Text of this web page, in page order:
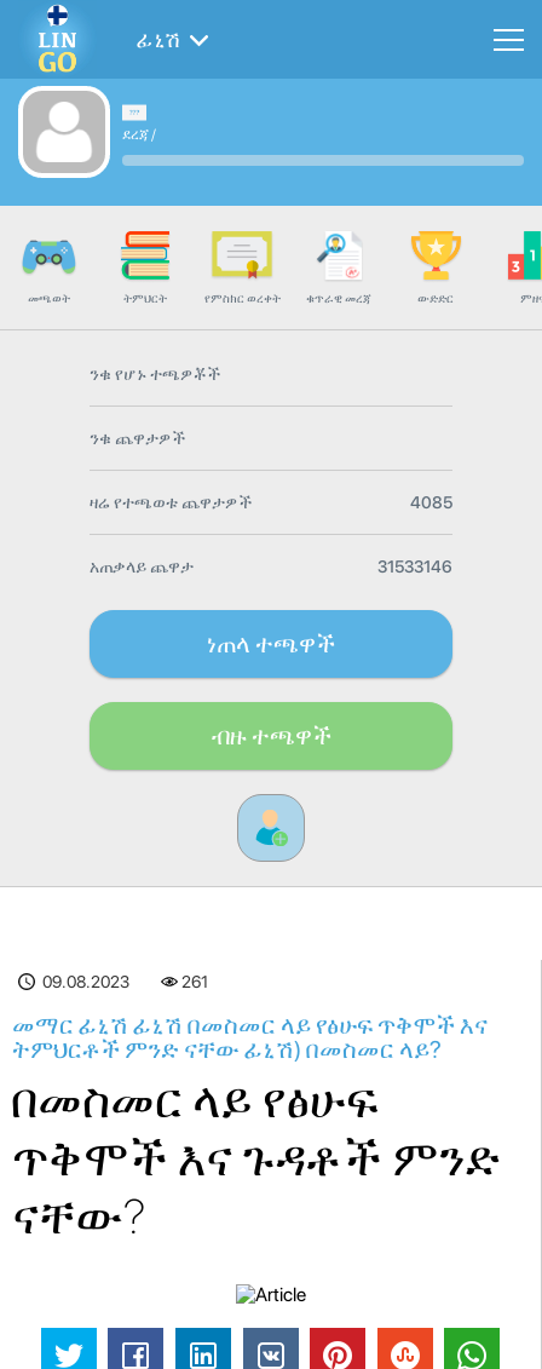
ፊኒሽ
ደረጃ/
መጫወት ትምህርት የምስክር ወረቀት ቁጥራዊ መረጃ ውድድር
ንቁ የሆኑ ተጫዎቾች
ንቁ ጨዋታዎች
ዛሬ የተጫወቱ ጨዋታዎች 4085
አጠቃላይ ጨዋታ 31533146
ነጠላ ተጫዋች
ብዙ ተጫዋች
09.08.2023 261
መማር ፊኒሽ ፊኒሽ በመስመር ላይ የፅሁፍ ጥቅሞች እና
ትምህርቶች ምንድ ናቸው ፊኒሽ) በመስመር ላይ?
በመስመር ላይ የፅሁፍ
ጥቅሞች እና ጉዳቶች ምንድ
ናቸው?